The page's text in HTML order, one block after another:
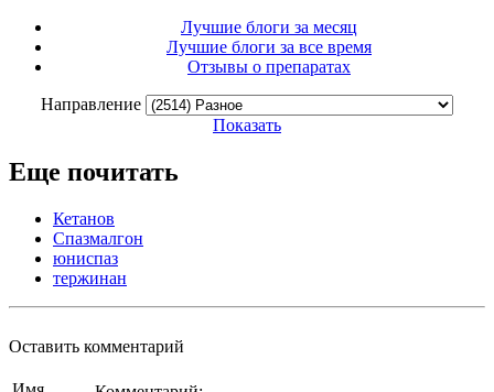
Лучшие блоги за месяц
Лучшие блоги за все время
Отзывы о препаратах
Направление
Показать
Еще почитать
Кетанов
Спазмалгон
юниспаз
тержинан
Оставить комментарий